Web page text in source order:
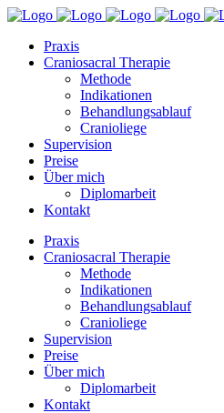
Praxis
Craniosacral Therapie
Methode
Indikationen
Behandlungsablauf
Cranioliege
Supervision
Preise
Über mich
Diplomarbeit
Kontakt
Praxis
Craniosacral Therapie
Methode
Indikationen
Behandlungsablauf
Cranioliege
Supervision
Preise
Über mich
Diplomarbeit
Kontakt